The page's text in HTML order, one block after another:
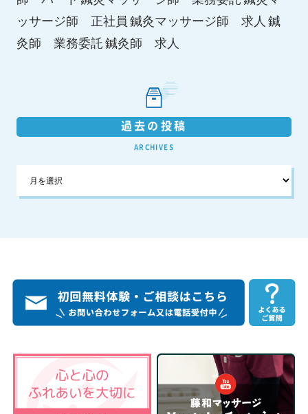
ッサージ師 正社員 鍼灸マッサージ師 求人 鍼
灸師 業務委託鍼灸師 求人
過去の投稿
ARCHIVES